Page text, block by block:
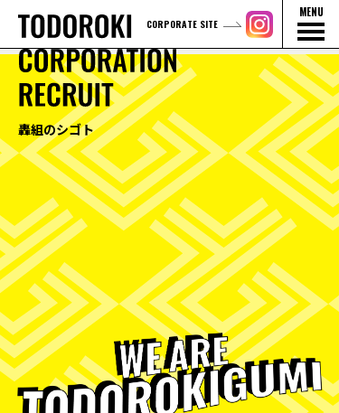
轟組のシゴト
CORPORATE SITE
MENU